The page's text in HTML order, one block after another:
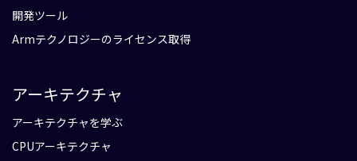
開発ツール
Armテクノロジーのライセンス取得
アーキテクチャ
アーキテクチャを学ぶ
CPUアーキテクチャ